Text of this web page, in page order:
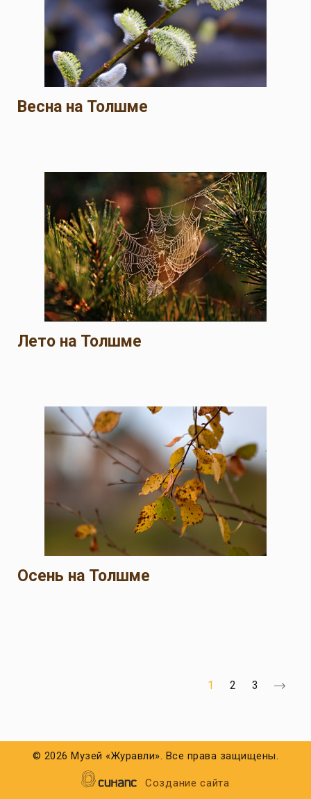
Весна на Толшме
Лето на Толшме
Осень на Толшме
Текущая страница
1 Страница
2 Страница
3
© 2026 Музей «Журавли». Все права защищены.
Создание сайта